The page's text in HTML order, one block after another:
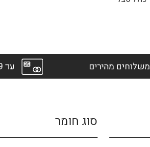
משלוחים מהירים עד 9 תשלומים
סוג חומר